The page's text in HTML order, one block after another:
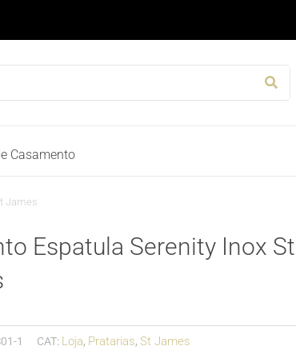
Casamento
James
Espatula Serenity Inox St
1 CAT: Loja, Pratarias, St James